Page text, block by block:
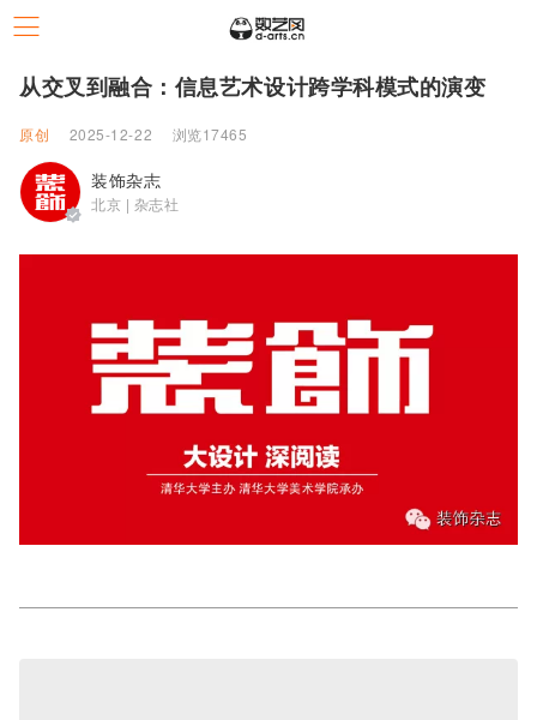
从交叉到融合：信息艺术设计跨学科模式的演变
原创 2025-12-22 浏览17465
装饰杂志
北京 | 杂志社